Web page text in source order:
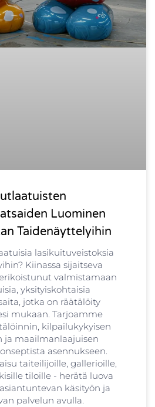
Luominen
Taidenäyttelyihin
lasikuituveistoksia
Kiinassa sijaitseva
valmistamaan
yksityiskohtaisia
jotka on räätälöity
mukaan. Tarjoamme
kilpailukykyisen
ja maailmanlaajuisen
asennukseen.
taiteilijoille, gallerioille,
tiloille - herätä luova
käsityön ja
palvelun avulla.